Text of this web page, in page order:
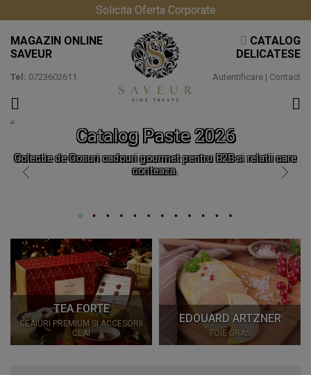
Solicita Oferta Corporate
MAGAZIN ONLINE
SAVEUR
Tel: 0723602611
CATALOG
DELICATESE
Autentificare | Contact
Catalog Paste 2026
Colectie de Cosuri cadouri gourmet pentru B2B si relatii care
conteaza.
TEA FORTE
CEAIURI PREMIUM SI ACCESORII
CEAI
EDOUARD ARTZNER
FOIE GRAS